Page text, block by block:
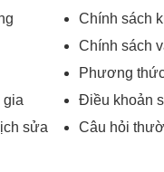
gia
sửa
Chính sách
Chính sách
Phương
Điều khoản
Câu hỏi